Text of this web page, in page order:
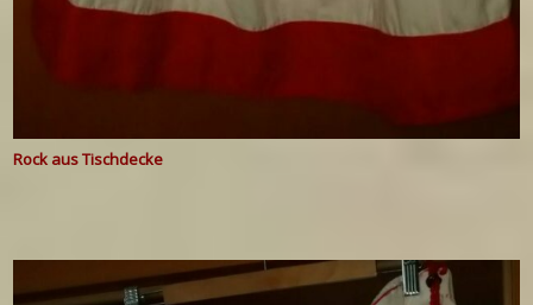
Rock aus Tischdecke